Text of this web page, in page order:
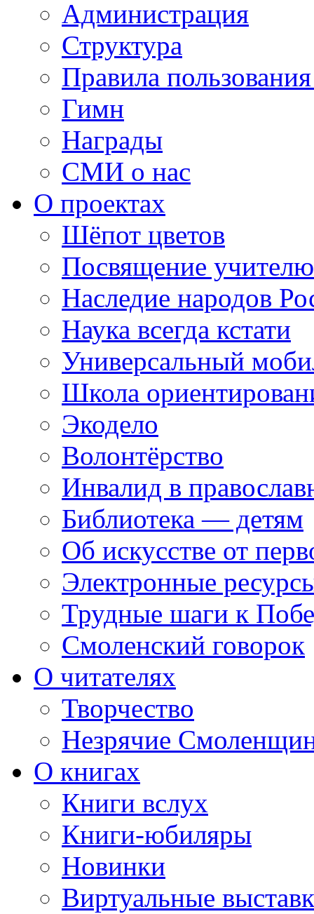
Администрация
Структура
Правила
Гимн
Награды
СМИ о нас
О проектах
Шёпот цветов
Посвящение учителю
Наследие народов
Наука всегда кстати
Универсальный
Школа
Экодело
Волонтёрство
Инвалид в
Библиотека — детям
Об искусстве от
Электронные
Трудные шаги к
Смоленский говорок
О читателях
Творчество
Незрячие
О книгах
Книги вслух
Книги-юбиляры
Новинки
Виртуальные